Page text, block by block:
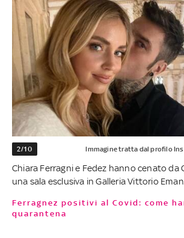
2/10 Immagine tratta dal profilo
Chiara Ferragni e Fedez hanno cenato da
una sala esclusiva in Galleria Vittorio
Ferragnez positivi al Covid: come hanno passato la
quarantena